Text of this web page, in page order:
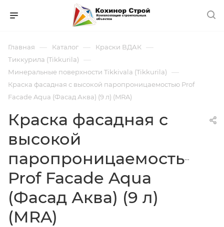
Главная — Каталог — Краски ВДАК —
Тиккурила (Tikkurila) —
Минеральные поверхности Tikkivala (Tikkurila) —
Краска фасадная с высокой паропроницаемостью Prof
Facade Aqua (Фасад Аква) (9 л) (MRA)
Краска фасадная с
высокой
паропроницаемостью
Prof Facade Aqua
(Фасад Аква) (9 л)
(MRA)